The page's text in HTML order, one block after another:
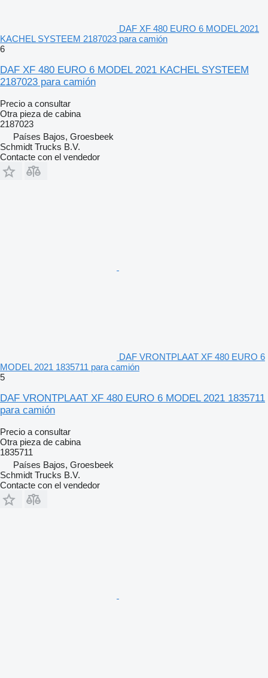
DAF XF 480 EURO 6 MODEL 2021
KACHEL SYSTEEM 2187023 para camión
6
DAF XF 480 EURO 6 MODEL 2021 KACHEL SYSTEEM
2187023 para camión
Precio a consultar
Otra pieza de cabina
2187023
Países Bajos, Groesbeek
Schmidt Trucks B.V.
Contacte con el vendedor
DAF VRONTPLAAT XF 480 EURO 6
MODEL 2021 1835711 para camión
5
DAF VRONTPLAAT XF 480 EURO 6 MODEL 2021 1835711
para camión
Precio a consultar
Otra pieza de cabina
1835711
Países Bajos, Groesbeek
Schmidt Trucks B.V.
Contacte con el vendedor